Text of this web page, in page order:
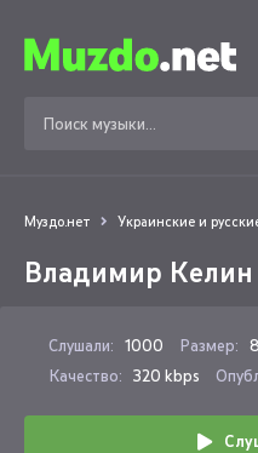
Муздо.нет Украинские и
Владимир
Слушали: 1000 Размер:
Качество: 320 kbps